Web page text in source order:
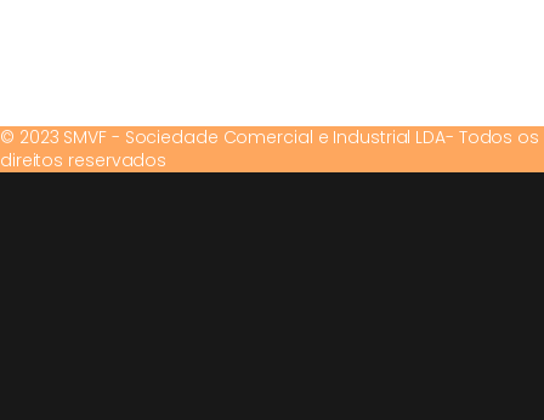
© 2023 SMVF - Sociedade Comercial e Industrial LDA- Todos os
direitos reservados